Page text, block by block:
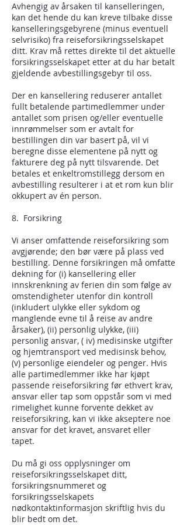
Avhengig av årsaken til kanselleringen,
kan det hende du kan kreve tilbake disse
kanselleringsgebyrene (minus eventuell
selvrisiko) fra reiseforsikringsselskapet
ditt. Krav må rettes direkte til det aktuelle
forsikringsselskapet etter at du har betalt
gjeldende avbestillingsgebyr til oss.
Der en kansellering reduserer antallet
fullt betalende partimedlemmer under
antallet som prisen og/eller eventuelle
innrømmelser som er avtalt for
bestillingen din var basert på, vil vi
beregne disse elementene på nytt og
fakturere deg på nytt tilsvarende. Det
betales et enkeltromstillegg dersom en
avbestilling resulterer i at et rom kun blir
okkupert av én person.
8. Forsikring
Vi anser omfattende reiseforsikring som
avgjørende; den bør være på plass ved
bestilling. Denne forsikringen må omfatte
dekning for (i) kansellering eller
innskrenkning av ferien din som følge av
omstendigheter utenfor din kontroll
(inkludert ulykke eller sykdom og
manglende evne til å reise av andre
årsaker), (ii) personlig ulykke, (iii)
personlig ansvar, ( iv) medisinske utgifter
og hjemtransport ved medisinsk behov,
(v) personlige eiendeler og penger. Hvis
alle partimedlemmer ikke har kjøpt
passende reiseforsikring før ethvert krav,
ansvar eller tap som oppstår som vi med
rimelighet kunne forvente dekket av
reiseforsikring, kan vi ikke akseptere noe
ansvar for det kravet, ansvaret eller
tapet.
Du må gi oss opplysninger om
reiseforsikringsselskapet ditt,
forsikringsnummeret og
forsikringsselskapets
nødkontaktinformasjon skriftlig hvis du
blir bedt om det.